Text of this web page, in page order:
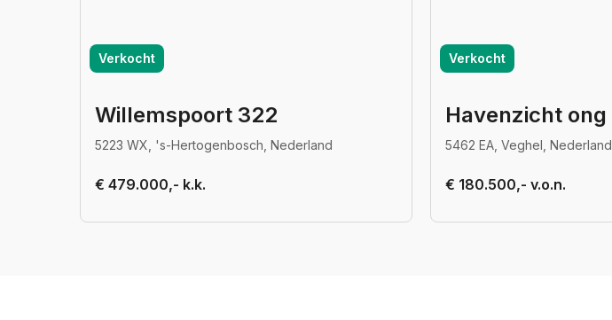
Verkocht
Willemspoort 322
5223 WX, 's-Hertogenbosch, Nederland
€ 479.000,- k.k.
Verkocht
Havenzicht ong
5462 EA, Veghel, Nederland
€ 180.500,- v.o.n.